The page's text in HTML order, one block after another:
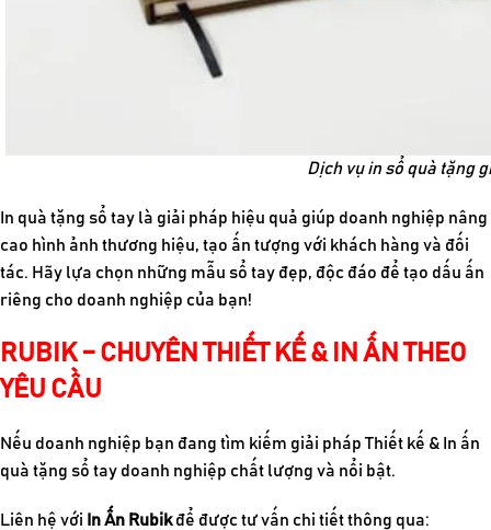
Dịch vụ in sổ quà tặng
In quà tặng sổ tay là giải pháp hiệu quả giúp doanh nghiệp nâng
cao hình ảnh thương hiệu, tạo ấn tượng với khách hàng và đối
tác. Hãy lựa chọn những mẫu sổ tay đẹp, độc đáo để tạo dấu ấn
riêng cho doanh nghiệp của bạn!
RUBIK – CHUYÊN THIẾT KẾ & IN ẤN THEO
YÊU CẦU
Nếu doanh nghiệp bạn đang tìm kiếm giải pháp Thiết kế & In ấn
quà tặng sổ tay doanh nghiệp chất lượng và nổi bật.
Liên hệ với In Ấn Rubikđể được tư vấn chi tiết thông qua: